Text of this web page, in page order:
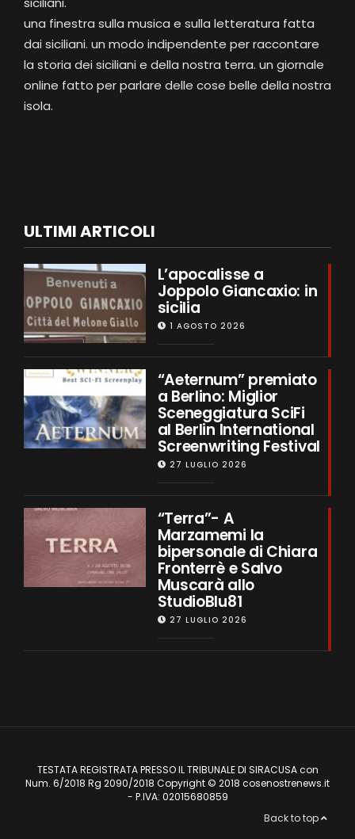
una finestra sulla musica e sulla letteratura fatta
dai siciliani. un modo indipendente per raccontare
la storia dei siciliani e della nostra terra. un giornale
online fatto per parlare delle cose belle della nostra
isola.
ULTIMI ARTICOLI
L’apocalisse a
Joppolo Giancaxio: in
sicilia
1 AGOSTO 2026
“Aeternum” premiato
a Berlino: Miglior
Sceneggiatura SciFi
al Berlin International
Screenwriting Festival
27 LUGLIO 2026
“Terra”- A
Marzamemi la
bipersonale di Chiara
Fronterrè e Salvo
Muscarà allo
StudioBlu81
27 LUGLIO 2026
TESTATA REGISTRATA PRESSO IL TRIBUNALE DI SIRACUSA con
Num. 6/2018 Rg 2090/2018 Copyright © 2018 cosenostrenews.it
- P.IVA: 02015680859
Back to top